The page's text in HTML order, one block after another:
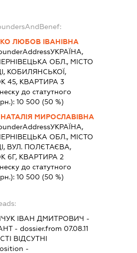
ЛЮБОВ ІВАНІВНА
УКРАЇНА,
ОБЛ., МІСТО
КОБИЛЯНСЬКОЇ,
45, КВАРТИРА 3
до статутного
10 500 (50 %)
МИРОСЛАВІВНА
УКРАЇНА,
ОБЛ., МІСТО
ВУЛ. ПОЛЄТАЄВА,
6Г, КВАРТИРА 2
до статутного
10 500 (50 %)
ІВАН ДМИТРОВИЧ -
- dossier.from 07.08.11
ВІДСУТНІ
-